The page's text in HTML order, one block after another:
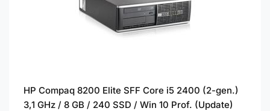
HP Compaq 8200 Elite SFF Core i5 2400 (2-gen.)
3,1 GHz / 8 GB / 240 SSD / Win 10 Prof. (Update)